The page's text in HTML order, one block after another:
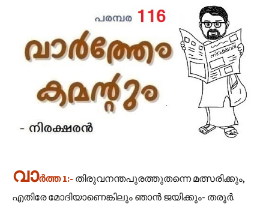
വാർത്ത 1:- തിരുവനന്തപുരത്തുതന്നെ മത്സരിക്കും,
എതിരേ മോദിയാണെങ്കിലും ഞാന്‍ ജയിക്കും- തരൂര്‍.